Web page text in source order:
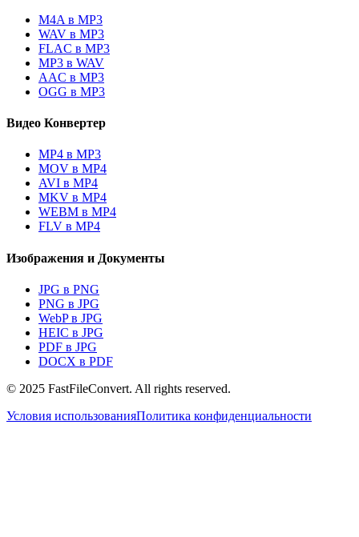
M4A в MP3
WAV в MP3
FLAC в MP3
MP3 в WAV
AAC в MP3
OGG в MP3
Видео Конвертер
MP4 в MP3
MOV в MP4
AVI в MP4
MKV в MP4
WEBM в MP4
FLV в MP4
Изображения и Документы
JPG в PNG
PNG в JPG
WebP в JPG
HEIC в JPG
PDF в JPG
DOCX в PDF
© 2025 FastFileConvert. All rights reserved.
Условия использованияПолитика конфиденциальности